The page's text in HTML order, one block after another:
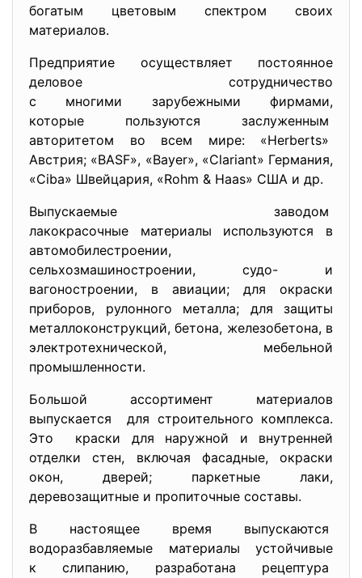
богатым цветовым спектром своих
материалов.
Предприятие осуществляет постоянное
деловое сотрудничество
с многими зарубежными фирмами,
которые пользуются заслуженным
авторитетом во всем мире: «Herberts»
Австрия; «BASF», «Bayer», «Clariant» Германия,
«Ciba» Швейцария, «Rohm & Haas» США и др.
Выпускаемые заводом
лакокрасочные материалы используются в
автомобилестроении,
сельхозмашиностроении, судо- и
вагоностроении, в авиации; для окраски
приборов, рулонного металла; для защиты
металлоконструкций, бетона, железобетона, в
электротехнической, мебельной
промышленности.
Большой ассортимент материалов
выпускается для строительного комплекса.
Это краски для наружной и внутренней
отделки стен, включая фасадные, окраски
окон, дверей; паркетные лаки,
деревозащитные и пропиточные составы.
В настоящее время выпускаются
водоразбавляемые материалы устойчивые
к слипанию, разработана рецептура